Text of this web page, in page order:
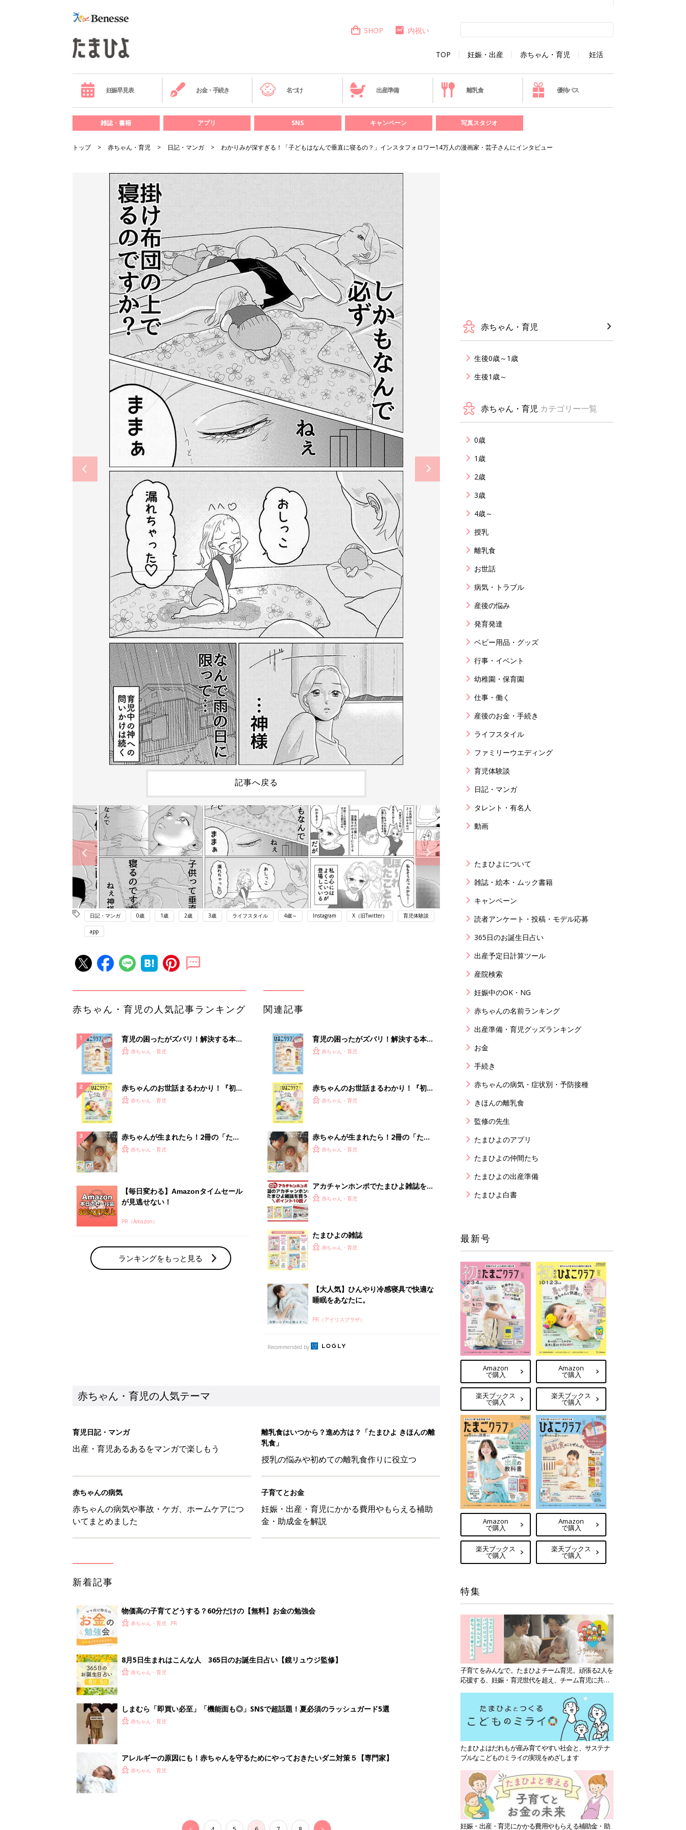
TOP 妊娠・出産 赤ちゃん・育児 妊活
SHOP 内祝い
妊娠早見表 お金・手続き 名づけ 出産準備 離乳食 優待パス
雑誌・書籍 アプリ SNS キャンペーン 写真スタジオ
トップ 赤ちゃん・育児 日記・マンガ わかりみが深すぎる！「子どもはなんで垂直に寝るの？」インスタフォロワー14万人の漫画家・芸子さんにインタビュー
記事へ戻る
日記・マンガ 0歳 1歳 2歳 3歳 ライフスタイル 4歳～ Instagram X（旧Twitter） 育児体験談
app
赤ちゃん・育児の人気記事ランキング
育児の困ったがズバリ！解決する本
『ひよこクラブ 秋号』 4カ月～2才
赤ちゃん・育児
赤ちゃんのお世話まるわかり！『初め
てのひよこクラブ 夏号』〈巻頭大特
解決テク
赤ちゃん・育児
赤ちゃんが生まれたら！2冊の「たま
ひよ」
赤ちゃん・育児
【毎日変わる】Amazonタイムセール
が見逃せない！
PR（Amazon）
ランキングをもっと見る
関連記事
育児の困ったがズバリ！解決する本
『ひよこクラブ 秋号』 4カ月～2才
赤ちゃん・育児
赤ちゃんのお世話まるわかり！『初め
てのひよこクラブ 夏号』〈巻頭大特
解決テク
赤ちゃん・育児
赤ちゃんが生まれたら！2冊の「たま
ひよ」
赤ちゃん・育児
アカチャンホンポでたまひよ雑誌を買
うとポイント10倍【期間限定】
赤ちゃん・育児
たまひよの雑誌
赤ちゃん・育児
【大人気】ひんやり冷感寝具で快適な
睡眠をあなたに。
PR（アイリスプラザ）
Recommended by
赤ちゃん・育児の人気テーマ
育児日記・マンガ
出産・育児あるあるをマンガで楽しもう
離乳食はいつから？進め方は？「たまひよ きほんの離
乳食」
授乳の悩みや初めての離乳食作りに役立つ
赤ちゃんの病気
赤ちゃんの病気や事故・ケガ、ホームケアにつ
いてまとめました
子育てとお金
妊娠・出産・育児にかかる費用やもらえる補助
金・助成金を解説
新着記事
物価高の子育てどうする？60分だけの【無料】お金の勉強会
赤ちゃん・育児
8月5日生まれはこんな人 365日のお誕生日占い【鏡リュウジ監修】
赤ちゃん・育児
しまむら「即買い必至」「機能面も◎」SNSで超話題！夏必須のラッシュガード5選
赤ちゃん・育児
アレルギーの原因にも！赤ちゃんを守るためにやっておきたいダニ対策５【専門家】
赤ちゃん・育児
赤ちゃん・育児
生後0歳～1歳
生後1歳～
赤ちゃん・育児 カテゴリー一覧
0歳
1歳
2歳
3歳
4歳～
授乳
離乳食
お世話
病気・トラブル
産後の悩み
発育発達
ベビー用品・グッズ
行事・イベント
幼稚園・保育園
仕事・働く
産後のお金・手続き
ライフスタイル
ファミリーウエディング
育児体験談
日記・マンガ
タレント・有名人
動画
たまひよについて
雑誌・絵本・ムック書籍
キャンペーン
読者アンケート・投稿・モデル応募
365日のお誕生日占い
出産予定日計算ツール
産院検索
妊娠中のOK・NG
赤ちゃんの名前ランキング
出産準備・育児グッズランキング
お金
手続き
赤ちゃんの病気・症状別・予防接種
きほんの離乳食
監修の先生
たまひよのアプリ
たまひよの仲間たち
たまひよの出産準備
たまひよ白書
最新号
Amazon
で購入
楽天ブックス
で購入
Amazon
で購入
楽天ブックス
で購入
Amazon
で購入
楽天ブックス
で購入
Amazon
で購入
楽天ブックス
で購入
特集
子育てをみんなで。たまひよチーム育児。頑張る2人を
応援する、妊娠・育児世代を超え、チーム育児に共感
たまひよはだれもが産み育てやすい社会と、サステナ
ブルなこどものミライの実現をめざします
妊娠・出産・育児にかかる費用やもらえる補助金・助